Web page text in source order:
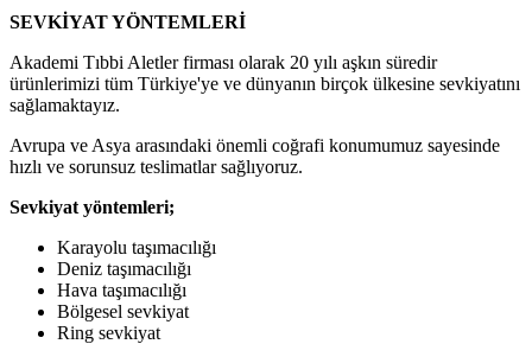
SEVKİYAT YÖNTEMLERİ
Akademi Tıbbi Aletler firması olarak 20 yılı aşkın süredir
ürünlerimizi tüm Türkiye'ye ve dünyanın birçok ülkesine sevkiyatını
sağlamaktayız.
Avrupa ve Asya arasındaki önemli coğrafi konumumuz sayesinde
hızlı ve sorunsuz teslimatlar sağlıyoruz.
Sevkiyat yöntemleri;
Karayolu taşımacılığı
Deniz taşımacılığı
Hava taşımacılığı
Bölgesel sevkiyat
Ring sevkiyat